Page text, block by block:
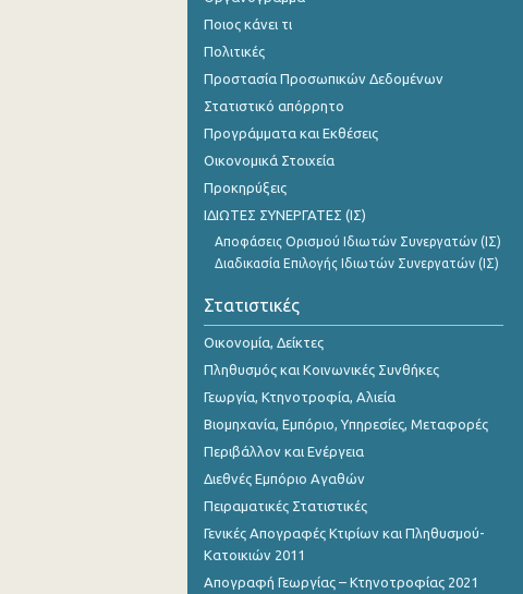
Ποιος κάνει τι
Πολιτικές
Προστασία Προσωπικών Δεδομένων
Στατιστικό απόρρητο
Προγράμματα και Εκθέσεις
Οικονομικά Στοιχεία
Προκηρύξεις
ΙΔΙΩΤΕΣ ΣΥΝΕΡΓΑΤΕΣ (ΙΣ)
Αποφάσεις Ορισμού Ιδιωτών Συνεργατών (ΙΣ)
Διαδικασία Επιλογής Ιδιωτών Συνεργατών (ΙΣ)
Στατιστικές
Οικονομία, Δείκτες
Πληθυσμός και Κοινωνικές Συνθήκες
Γεωργία, Κτηνοτροφία, Αλιεία
Βιομηχανία, Εμπόριο, Υπηρεσίες, Μεταφορές
Περιβάλλον και Ενέργεια
Διεθνές Εμπόριο Αγαθών
Πειραματικές Στατιστικές
Γενικές Απογραφές Κτιρίων και Πληθυσμού-
Κατοικιών 2011
Απογραφή Γεωργίας – Κτηνοτροφίας 2021